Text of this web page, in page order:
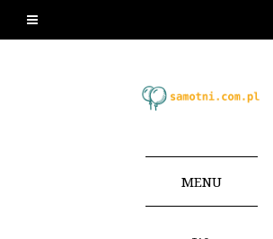
MENU